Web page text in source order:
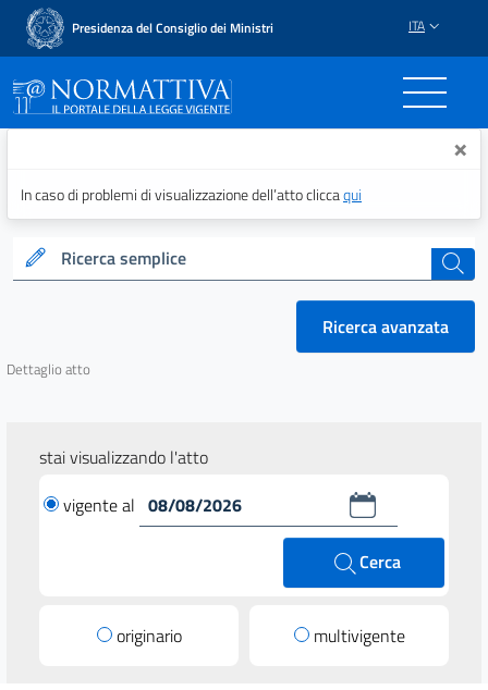
Presidenza del Consiglio dei Ministri ITA
Normattiva - Il portale ×
In caso di problemi di visualizzazione dell’atto cliccaqui
Ricerca semplice cerca
Ricerca avanzata
Dettaglio atto
stai visualizzando l'atto
vigente al
Cerca
originario multivigente